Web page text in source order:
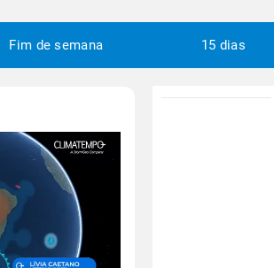
Fim de semana 15 dias